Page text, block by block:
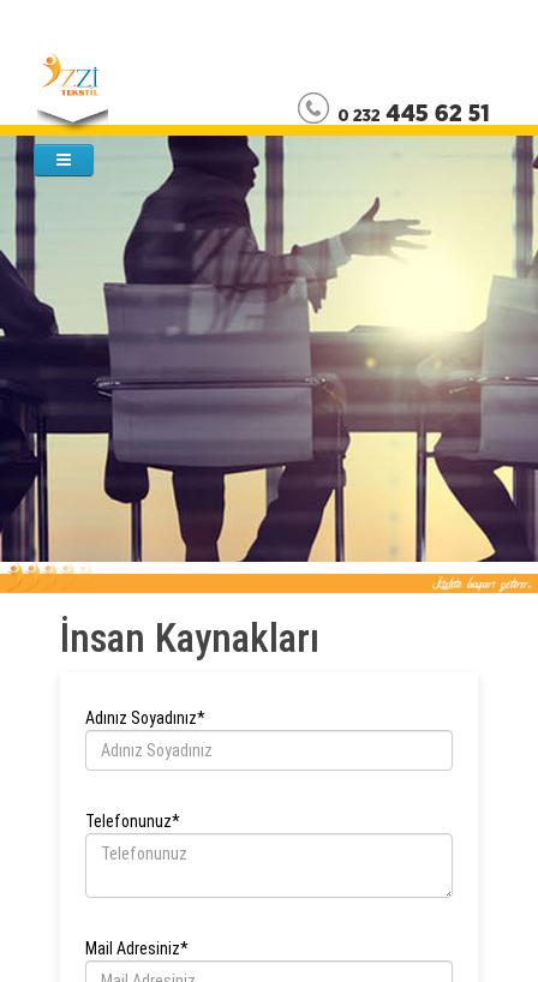
İnsan Kaynakları
Adınız Soyadınız*
Telefonunuz*
Mail Adresiniz*